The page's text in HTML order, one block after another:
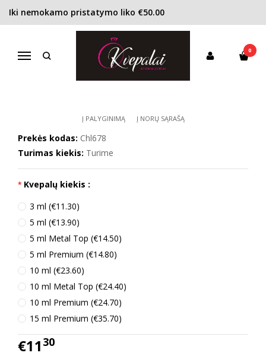
Iki nemokamo pristatymo liko €50.00
Navigacija
0
Pagrindinis KONCENTRACIJA
Kvapusis vanduo (EDP)
Chanel Coco Mademoiselle L´Eau Privée EDP moterims
CHANEL COCO MADEMOISELLE L
´EAU PRIVÉE EDP MOTERIMS
Į PALYGINIMĄ Į NORŲ SĄRAŠĄ
Prekės kodas: Chl678
Turimas kiekis: Turime
Kvepalų kiekis :
3 ml (€11.30)
5 ml (€13.90)
5 ml Metal Top (€14.50)
5 ml Premium (€14.80)
10 ml (€23.60)
10 ml Metal Top (€24.40)
10 ml Premium (€24.70)
15 ml Premium (€35.70)
€11 30